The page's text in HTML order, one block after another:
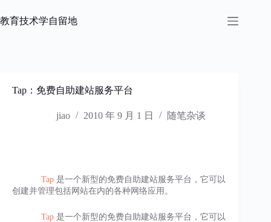
过
教育技术学自留地
Tap：免费自助建站服务平台
jiao 2010 年 9 月 1 日 随笔杂谈
Tap 是一个新型的免费自助建站服务平台，它可以
创建并管理包括网站在内的各种网络应用。
Tap 是一个新型的免费自助建站服务平台，它可以